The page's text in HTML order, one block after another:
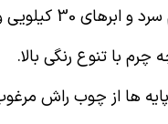
ویژه در نشیمن ها و پشتی مبلمان.
چرم با تنوع رنگی بالا.
ها از چوب راش